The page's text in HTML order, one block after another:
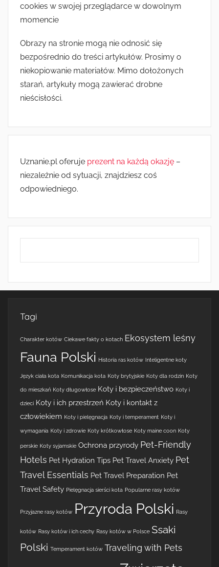
cookies w swojej przeglądarce w dowolnym
momencie
Obrazy na stronie mogą nie odnosić się
bezpośrednio do treści artykułów. Prosimy o
niekopiowanie materiałów. Mimo dołożonych
starań, artykuły mogą zawierać drobne
nieścisłości.
Uznanie.pl oferuje prezent na każdą okazję –
niezależnie od sytuacji, znajdziesz coś
odpowiedniego.
Tagi
Charakter kotów Ciekawe fakty o kotach Ekosystem leśny
Fauna Polski Historia ras kotów Inteligentne koty
Język ciała kota Komunikacja kota Koty brytyjskie Koty dla rodzin Koty
do mieszkań Koty długowłose Koty i bezpieczeństwo Koty i
dzieci Koty i ich przestrzeń Koty i kontakt z
człowiekiem Koty i pielęgnacja Koty i temperament Koty i
wymagania Koty i zdrowie Koty krótkowłose Koty maine coon Koty
perskie Koty syjamskie Ochrona przyrody Pet-Friendly
Hotels Pet Hydration Tips Pet Travel Anxiety Pet
Travel Essentials Pet Travel Preparation Pet
Travel Safety Pielęgnacja sierści kota Popularne rasy kotów
Przyjazne rasy kotów Przyroda Polski Rasy
kotów Rasy kotów i ich cechy Rasy kotów w Polsce Ssaki
Polski Temperament kotów Traveling with Pets